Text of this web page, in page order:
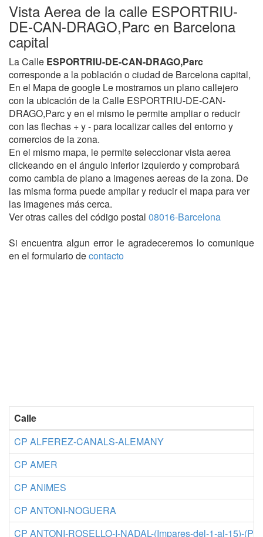
Vista Aerea de la calle ESPORTRIU-
DE-CAN-DRAGO,Parc en Barcelona
capital
La Calle ESPORTRIU-DE-CAN-DRAGO,Parc
corresponde a la población o ciudad de Barcelona capital,
En el Mapa de google Le mostramos un plano callejero
con la ubicación de la Calle ESPORTRIU-DE-CAN-
DRAGO,Parc y en el mismo le permite ampliar o reducir
con las flechas + y - para localizar calles del entorno y
comercios de la zona.
En el mismo mapa, le permite seleccionar vista aerea
clickeando en el ángulo inferior izquierdo y comprobará
como cambia de plano a imagenes aereas de la zona. De
las misma forma puede ampliar y reducir el mapa para ver
las imagenes más cerca.
Ver otras calles del código postal 08016-Barcelona
Si encuentra algun error le agradeceremos lo comunique
en el formulario decontacto
Calle
CP ALFEREZ-CANALS-ALEMANY
CP AMER
CP ANIMES
CP ANTONI-NOGUERA
CP ANTONI-ROSELLO-I-NADAL-(Impares-del-1-al-15)-(P